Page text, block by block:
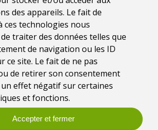
des appareils. Le fait de
ces technologies nous
traiter des données telles que
de navigation ou les ID
ce site. Le fait de ne pas
de retirer son consentement
effet négatif sur certaines
et fonctions.
Accepter et fermer
cartographique
zones humides
Loire-Bretagne
: L’annuaire a été conçu
les structures
dans la préservation des
humides sur le bassin, dans le